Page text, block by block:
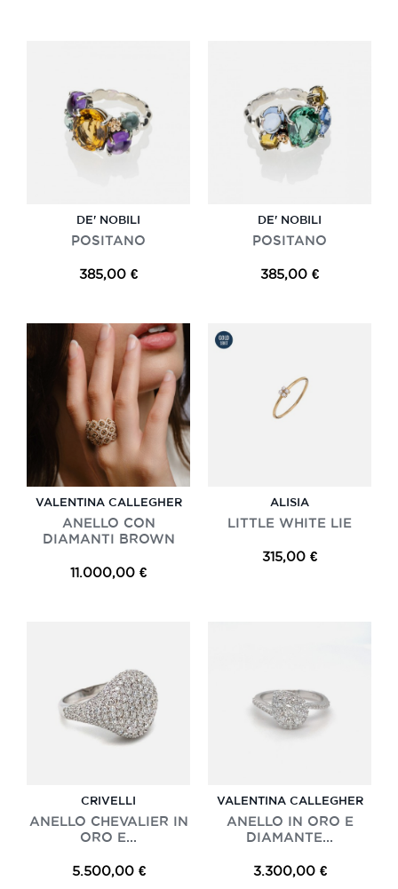
DE' NOBILI
POSITANO
385,00 €
DE' NOBILI
POSITANO
385,00 €
VALENTINA CALLEGHER
ANELLO CON
DIAMANTI BROWN
11.000,00 €
ALISIA
LITTLE WHITE LIE
315,00 €
CRIVELLI
ANELLO CHEVALIER IN
ORO E...
5.500,00 €
VALENTINA CALLEGHER
ANELLO IN ORO E
DIAMANTE...
3.300,00 €